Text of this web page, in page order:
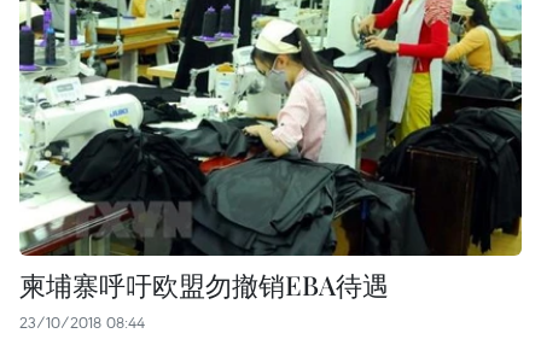
柬埔寨呼吁欧盟勿撤销EBA待遇
23/10/2018 08:44